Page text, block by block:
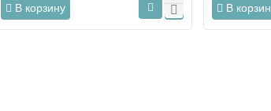
В корзину В